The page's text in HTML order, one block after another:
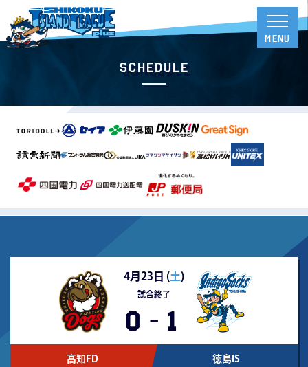
Schedule
4月23日 (土)
試合終了
0 - 1
高知FD 徳島IS